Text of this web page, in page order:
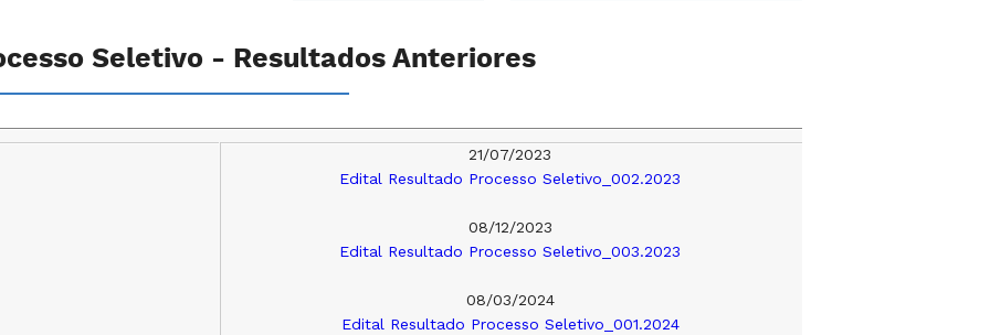
Seletivo - Resultados Anteriores
21/07/2023
Edital Resultado Processo Seletivo_002.2023
08/12/2023
Edital Resultado Processo Seletivo_003.2023
08/03/2024
Edital Resultado Processo Seletivo_001.2024